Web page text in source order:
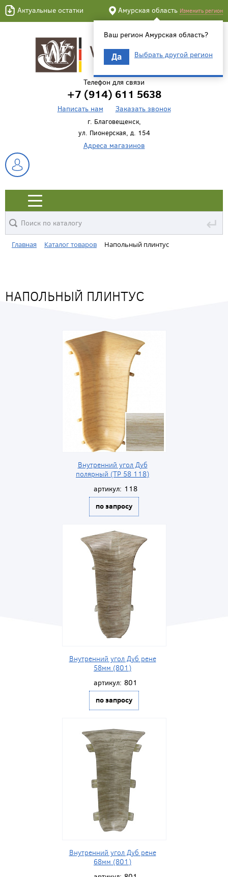
Актуальные остатки Амурская область Изменить регион
Ваш регион Амурская область?
Да Выбрать другой регион
Телефон для связи
+7 (914) 611 5638
Написать нам Заказать звонок
г. Благовещенск,
ул. Пионерская, д. 154
Адреса магазинов
↵
Главная Каталог товаров Напольный плинтус
НАПОЛЬНЫЙ ПЛИНТУС
Внутренний угол Дуб
полярный (ТР 58 118)
артикул: 118
по запросу
Внутренний угол Дуб рене
58мм (801)
артикул: 801
по запросу
Внутренний угол Дуб рене
68мм (801)